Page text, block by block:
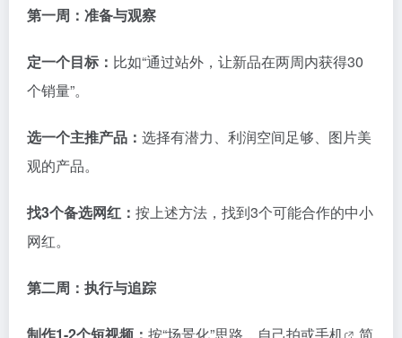
第一周：准备与观察
定一个目标： 比如“通过站外，让新品在两周内获得30
个销量”。
选一个主推产品： 选择有潜力、利润空间足够、图片美
观的产品。
找3个备选网红： 按上述方法，找到3个可能合作的中小
网红。
第二周：执行与追踪